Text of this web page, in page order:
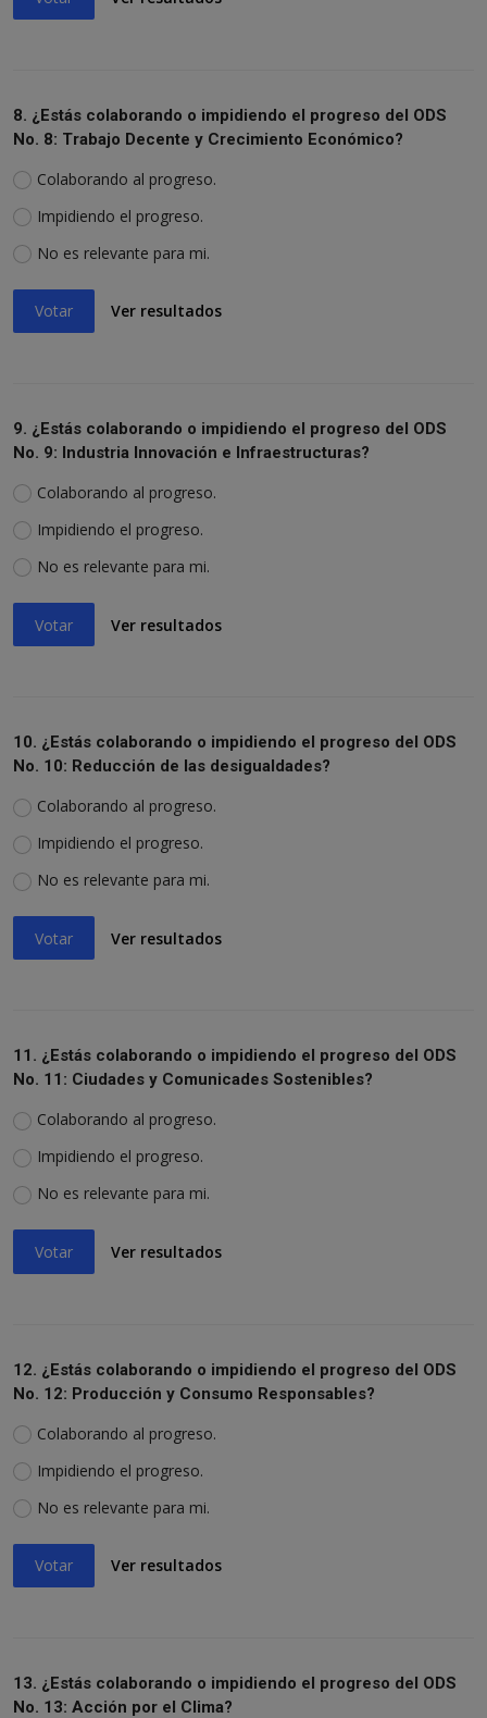
8. ¿Estás colaborando o impidiendo el progreso del ODS
No. 8: Trabajo Decente y Crecimiento Económico?
Colaborando al progreso.
Impidiendo el progreso.
No es relevante para mi.
Votar Ver resultados
9. ¿Estás colaborando o impidiendo el progreso del ODS
No. 9: Industria Innovación e Infraestructuras?
Colaborando al progreso.
Impidiendo el progreso.
No es relevante para mi.
Votar Ver resultados
10. ¿Estás colaborando o impidiendo el progreso del ODS
No. 10: Reducción de las desigualdades?
Colaborando al progreso.
Impidiendo el progreso.
No es relevante para mi.
Votar Ver resultados
11. ¿Estás colaborando o impidiendo el progreso del ODS
No. 11: Ciudades y Comunicades Sostenibles?
Colaborando al progreso.
Impidiendo el progreso.
No es relevante para mi.
Votar Ver resultados
12. ¿Estás colaborando o impidiendo el progreso del ODS
No. 12: Producción y Consumo Responsables?
Colaborando al progreso.
Impidiendo el progreso.
No es relevante para mi.
Votar Ver resultados
13. ¿Estás colaborando o impidiendo el progreso del ODS
No. 13: Acción por el Clima?